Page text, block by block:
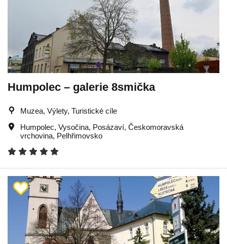
Humpolec – galerie 8smička
Muzea, Výlety, Turistické cíle
Humpolec, Vysočina, Posázaví, Českomoravská
vrchovina, Pelhřimovsko